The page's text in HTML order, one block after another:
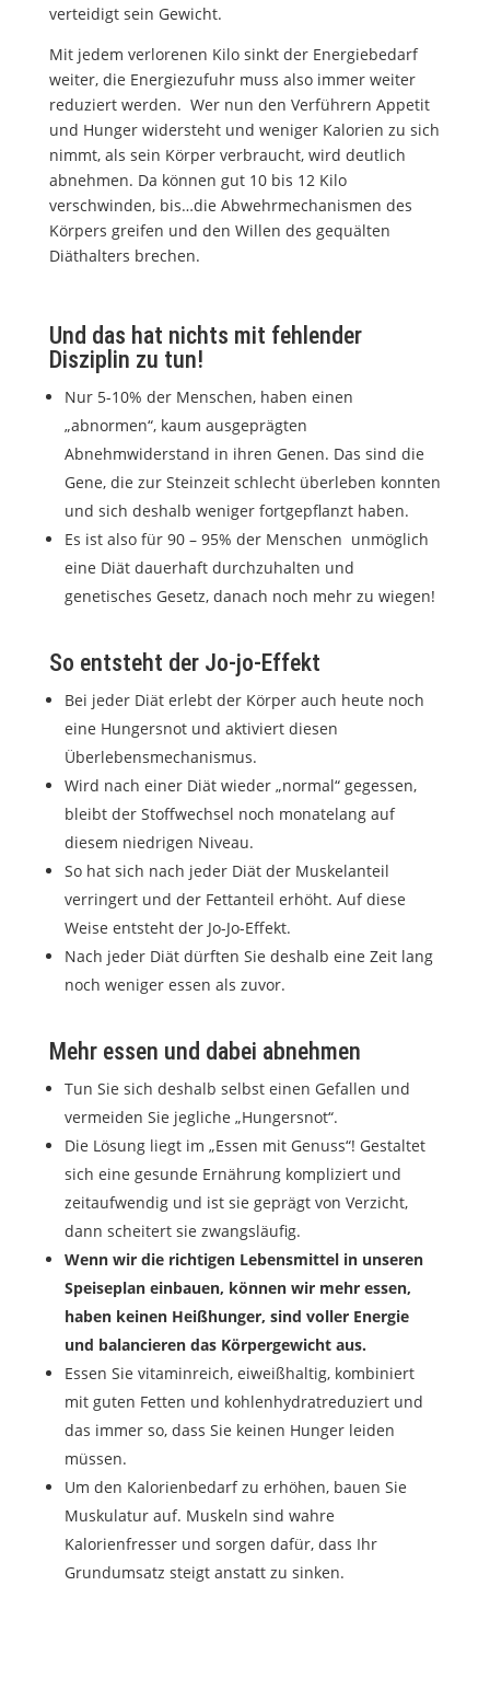
verteidigt sein Gewicht.
Mit jedem verlorenen Kilo sinkt der Energiebedarf
weiter, die Energiezufuhr muss also immer weiter
reduziert werden. Wer nun den Verführern Appetit
und Hunger widersteht und weniger Kalorien zu sich
nimmt, als sein Körper verbraucht, wird deutlich
abnehmen. Da können gut 10 bis 12 Kilo
verschwinden, bis…die Abwehrmechanismen des
Körpers greifen und den Willen des gequälten
Diäthalters brechen.
Und das hat nichts mit fehlender
Disziplin zu tun!
Nur 5-10% der Menschen, haben einen
„abnormen“, kaum ausgeprägten
Abnehmwiderstand in ihren Genen. Das sind die
Gene, die zur Steinzeit schlecht überleben konnten
und sich deshalb weniger fortgepflanzt haben.
Es ist also für 90 – 95% der Menschen unmöglich
eine Diät dauerhaft durchzuhalten und
genetisches Gesetz, danach noch mehr zu wiegen!
So entsteht der Jo-jo-Effekt
Bei jeder Diät erlebt der Körper auch heute noch
eine Hungersnot und aktiviert diesen
Überlebensmechanismus.
Wird nach einer Diät wieder „normal“ gegessen,
bleibt der Stoffwechsel noch monatelang auf
diesem niedrigen Niveau.
So hat sich nach jeder Diät der Muskelanteil
verringert und der Fettanteil erhöht. Auf diese
Weise entsteht der Jo-Jo-Effekt.
Nach jeder Diät dürften Sie deshalb eine Zeit lang
noch weniger essen als zuvor.
Mehr essen und dabei abnehmen
Tun Sie sich deshalb selbst einen Gefallen und
vermeiden Sie jegliche „Hungersnot“.
Die Lösung liegt im „Essen mit Genuss“! Gestaltet
sich eine gesunde Ernährung kompliziert und
zeitaufwendig und ist sie geprägt von Verzicht,
dann scheitert sie zwangsläufig.
Wenn wir die richtigen Lebensmittel in unseren
Speiseplan einbauen, können wir mehr essen,
haben keinen Heißhunger, sind voller Energie
und balancieren das Körpergewicht aus.
Essen Sie vitaminreich, eiweißhaltig, kombiniert
mit guten Fetten und kohlenhydratreduziert und
das immer so, dass Sie keinen Hunger leiden
müssen.
Um den Kalorienbedarf zu erhöhen, bauen Sie
Muskulatur auf. Muskeln sind wahre
Kalorienfresser und sorgen dafür, dass Ihr
Grundumsatz steigt anstatt zu sinken.